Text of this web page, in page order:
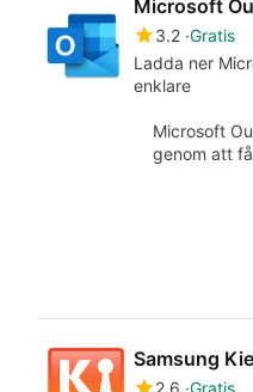
Microsoft
3.2 Gratis
Ladda ner
enklare
Microsoft
genom att
Samsung
2.6 Gratis